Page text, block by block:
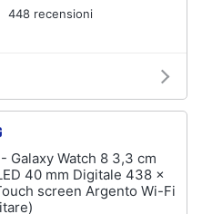
448 recensioni
Galaxy Watch 8 3,3 cm
40 mm Digitale 438 x
screen Argento Wi-Fi